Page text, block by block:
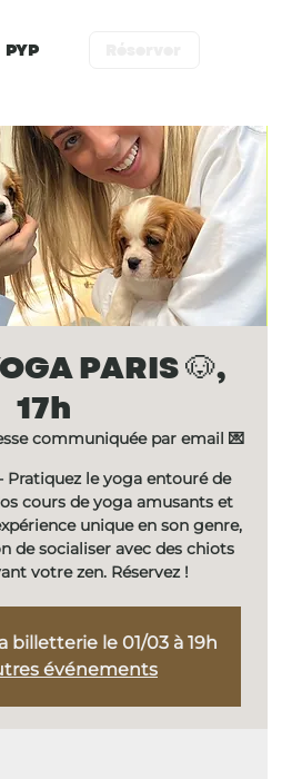
PYP
PARIS 🐶,
17h
communiquée par email 💌
Pratiquez le yoga entouré de
cours de yoga amusants et
unique en son genre,
de socialiser avec des chiots
votre zen. Réservez !
billetterie le 01/03 à 19h
événements